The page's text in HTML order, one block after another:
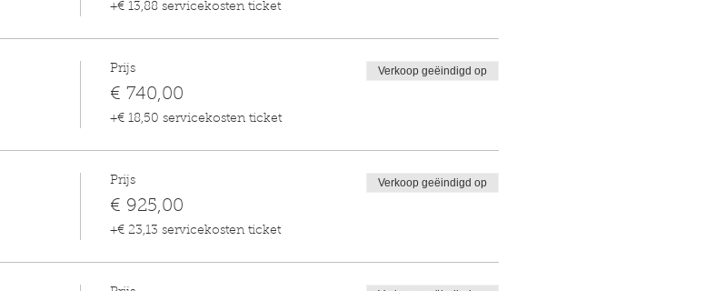
+€ 13,88 servicekosten ticket
Prijs
€ 740,00
+€ 18,50 servicekosten ticket
Verkoop geëindigd op
Prijs
€ 925,00
+€ 23,13 servicekosten ticket
Verkoop geëindigd op